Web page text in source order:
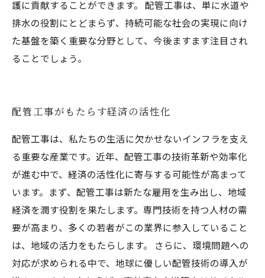
護に貢献することができます。 配管工事は、単に水道や
排水の役割にとどまらず、持続可能な社会の実現に向け
た基盤を築く重要な分野として、今後ますます注目され
ることでしょう。
配管工事がもたらす経済の活性化
配管工事は、私たちの生活に欠かせないインフラを支え
る重要な産業です。近年、配管工事の技術革新や効率化
が進む中で、経済の活性化に寄与する可能性が高まって
います。まず、配管工事は新たな雇用を生み出し、地域
経済を潤す役割を果たします。専門技術を持つ人材の需
要が高まり、多くの若者がこの業界に参入していること
は、地域の活力をもたらします。 さらに、環境問題への
対応が求められる中で、地球に優しい配管技術の導入が